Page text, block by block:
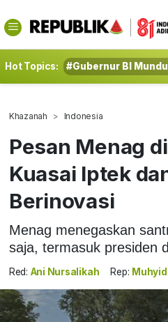
Hot Topics: #Gubernur BI
Khazanah Indonesia
Pesan Menag
Kuasai Iptek
Berinovasi
Menag menegaskan
saja, termasuk presiden
Red: Ani Nursalikah Rep: